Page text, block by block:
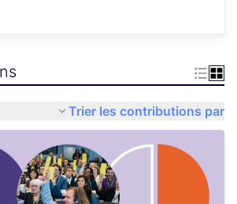
Trier les contributions par